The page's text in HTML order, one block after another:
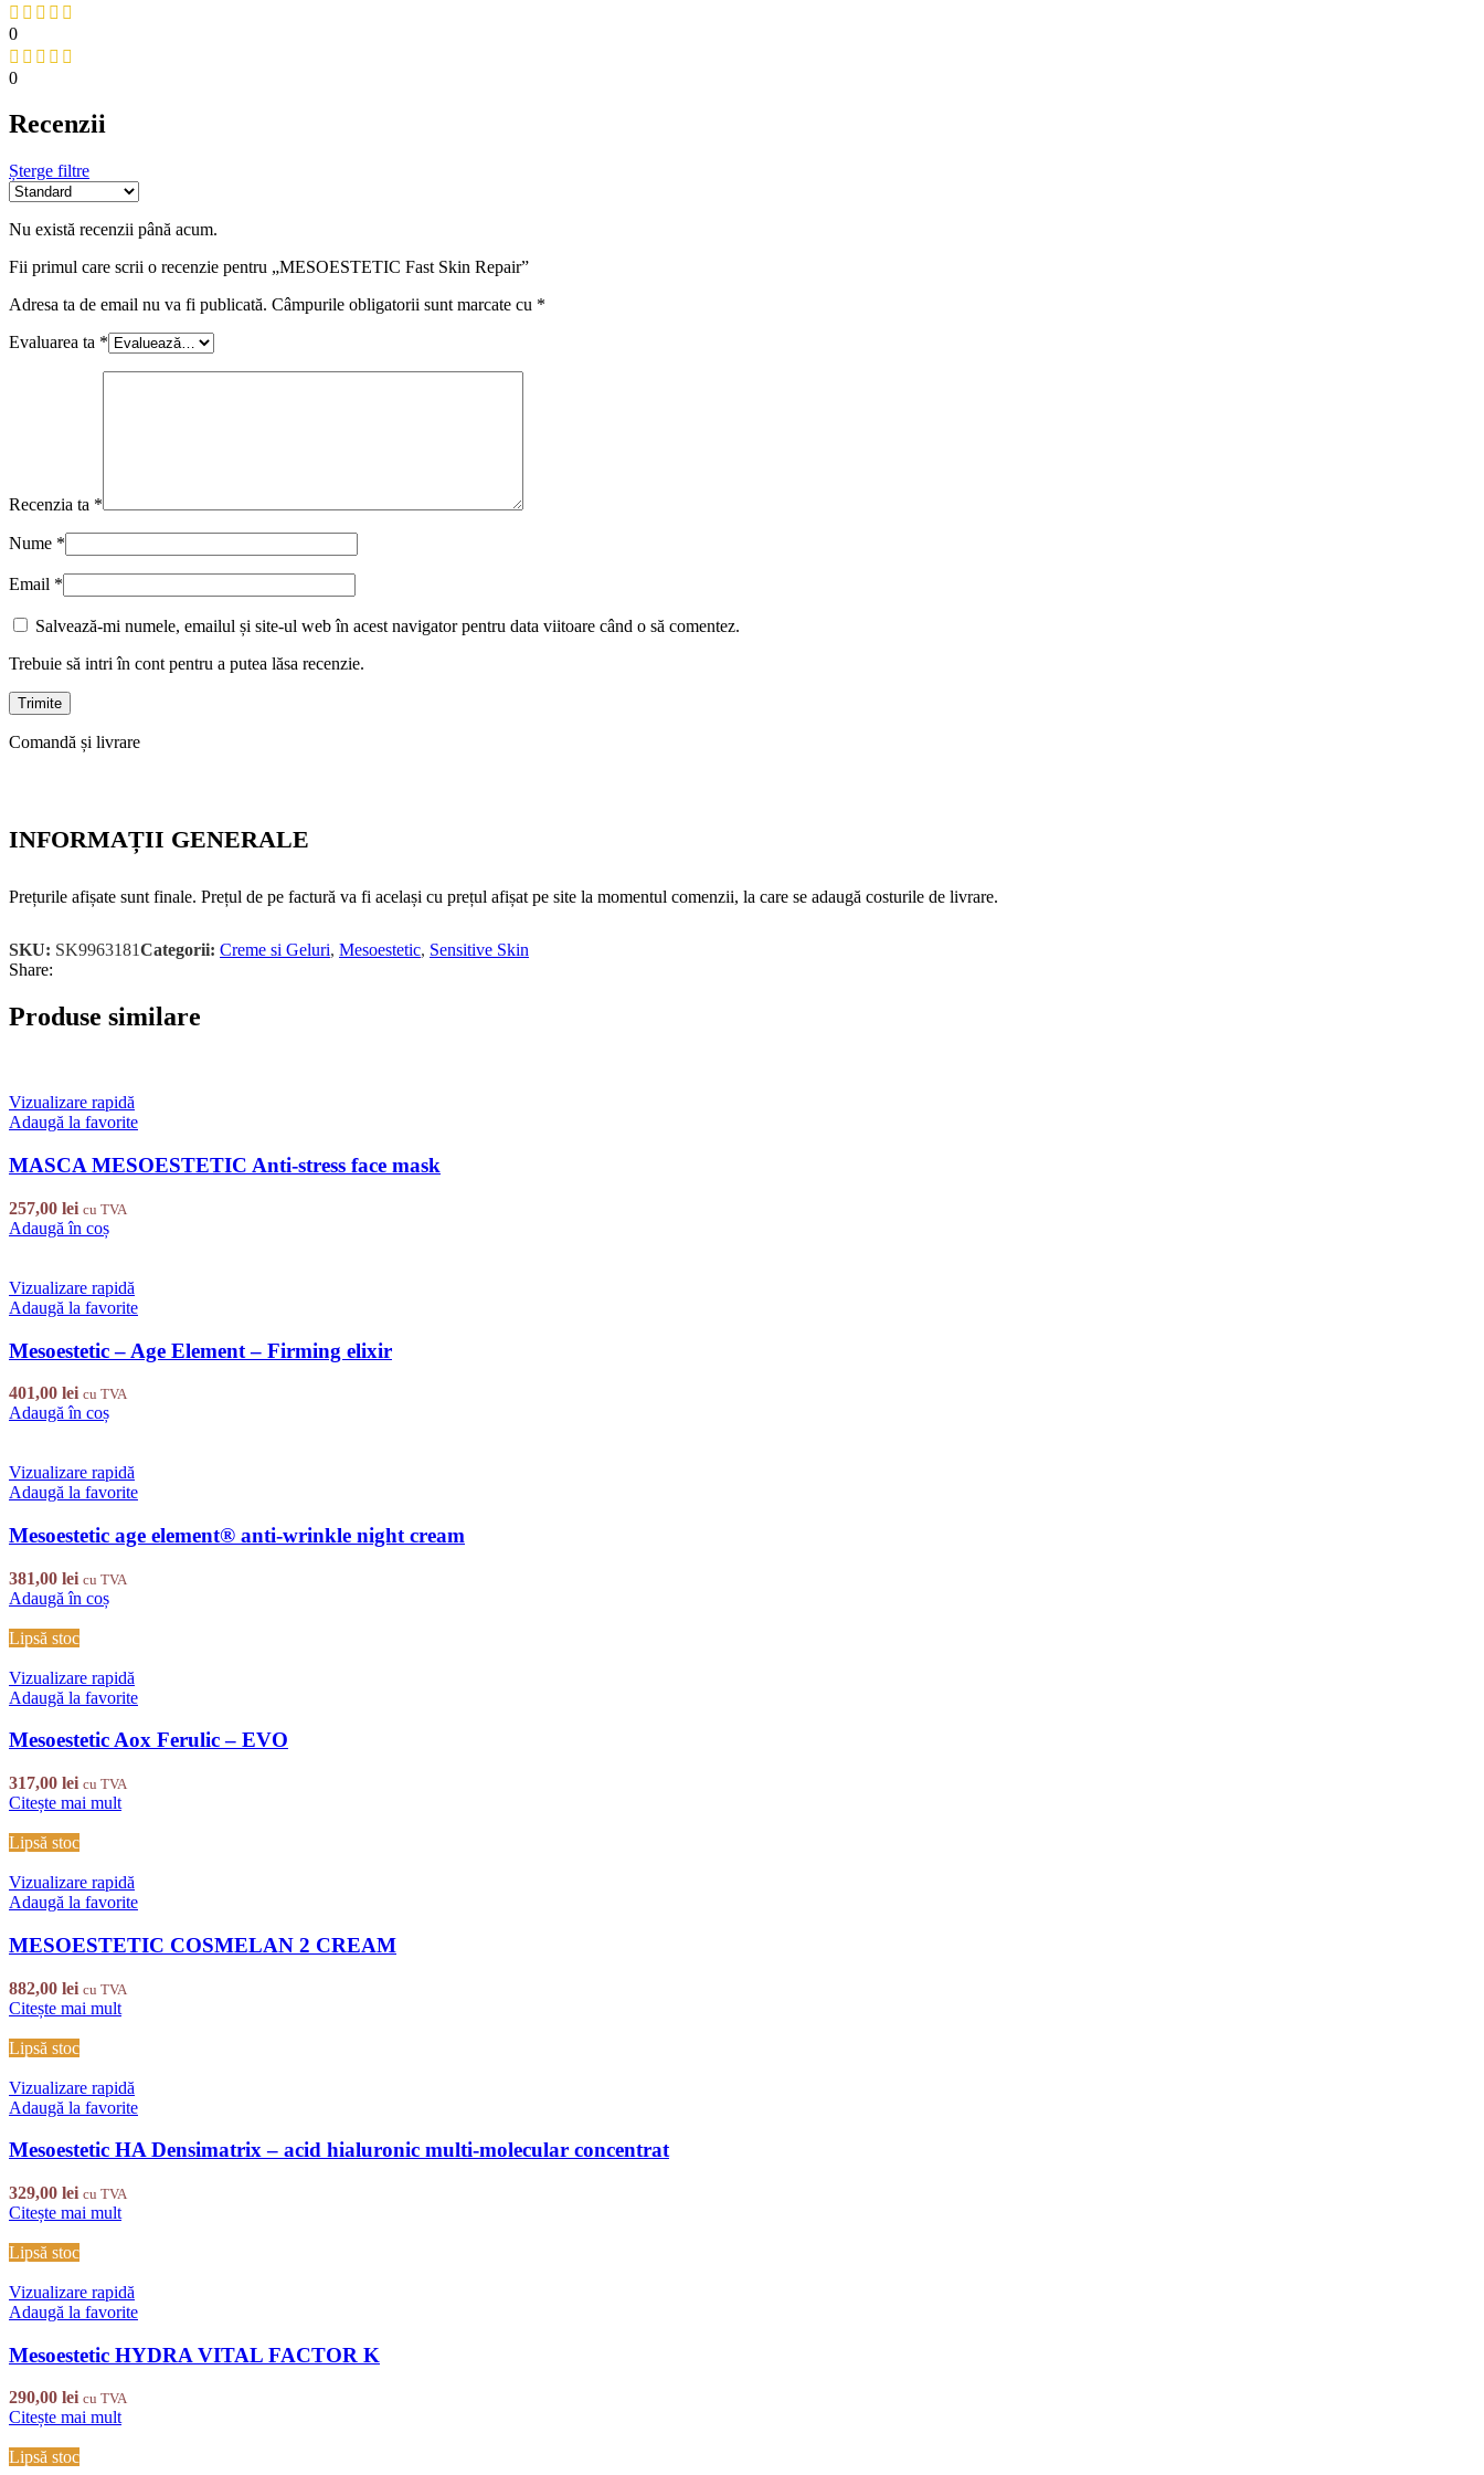
0
0
Recenzii
Șterge filtre
Nu există recenzii până acum.
Fii primul care scrii o recenzie pentru „MESOESTETIC Fast Skin Repair”
Adresa ta de email nu va fi publicată. Câmpurile obligatorii sunt marcate cu *
Evaluarea ta *
Recenzia ta *
Nume *
Email *
Salvează-mi numele, emailul și site-ul web în acest navigator pentru data viitoare când o să comentez.
Trebuie să intri în cont pentru a putea lăsa recenzie.
Comandă și livrare
INFORMAȚII GENERALE
Prețurile afișate sunt finale. Prețul de pe factură va fi același cu prețul afișat pe site la momentul comenzii, la care se adaugă costurile de livrare.
SKU: SK9963181Categorii: Creme si Geluri, Mesoestetic, Sensitive Skin
Share:
Produse similare
Vizualizare rapidă
Adaugă la favorite
MASCA MESOESTETIC Anti-stress face mask
257,00 lei cu TVA
Adaugă în coș
Vizualizare rapidă
Adaugă la favorite
Mesoestetic – Age Element – Firming elixir
401,00 lei cu TVA
Adaugă în coș
Vizualizare rapidă
Adaugă la favorite
Mesoestetic age element® anti-wrinkle night cream
381,00 lei cu TVA
Adaugă în coș
Lipsă stoc
Vizualizare rapidă
Adaugă la favorite
Mesoestetic Aox Ferulic – EVO
317,00 lei cu TVA
Citește mai mult
Lipsă stoc
Vizualizare rapidă
Adaugă la favorite
MESOESTETIC COSMELAN 2 CREAM
882,00 lei cu TVA
Citește mai mult
Lipsă stoc
Vizualizare rapidă
Adaugă la favorite
Mesoestetic HA Densimatrix – acid hialuronic multi-molecular concentrat
329,00 lei cu TVA
Citește mai mult
Lipsă stoc
Vizualizare rapidă
Adaugă la favorite
Mesoestetic HYDRA VITAL FACTOR K
290,00 lei cu TVA
Citește mai mult
Lipsă stoc